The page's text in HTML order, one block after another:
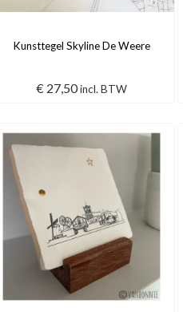
Kunsttegel Skyline De Weere
€ 27,50incl. BTW